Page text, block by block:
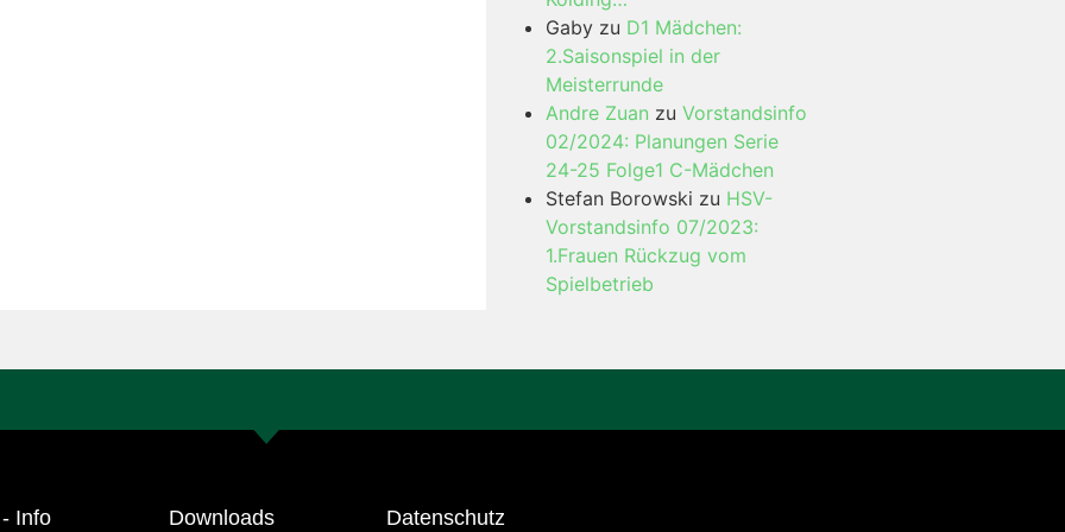
Gabyzu D1 Mädchen:
2.Saisonspiel in der
Meisterrunde
Andre Zuan zu Vorstandsinfo
02/2024: Planungen Serie
24-25 Folge1 C-Mädchen
Stefan Borowski zu HSV-
Vorstandsinfo 07/2023:
1.Frauen Rückzug vom
Spielbetrieb
Info Downloads Datenschutz